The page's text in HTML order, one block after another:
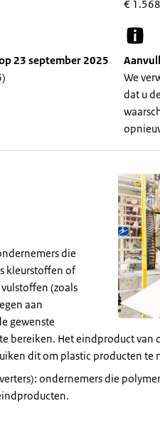
€
23 september 2025
We
dat u
die
kleurstoffen of
(zoals
aan
gewenste
bereiken. Het eindproduct van
dit om plastic producten te
ondernemers die